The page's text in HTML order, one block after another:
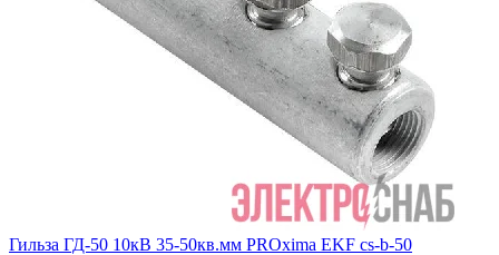
Гильза ГД-50 10кВ 35-50кв.мм PROxima EKF cs-b-50